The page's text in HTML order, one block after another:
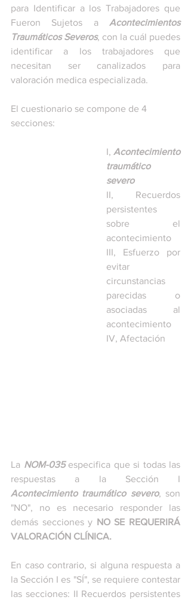
para Identificar a los Trabajadores que
Fueron Sujetos a Acontecimientos
Traumáticos Severos, con la cuál puedes
identificar a los trabajadores que
necesitan ser canalizados para
valoración medica especializada.
El cuestionario se compone de 4
secciones:
I, Acontecimiento
traumático
severo
II, Recuerdos
persistentes
sobre el
acontecimiento
III, Esfuerzo por
evitar
circunstancias
parecidas o
asociadas al
acontecimiento
IV, Afectación
La NOM-035 especifica que si todas las
Acontecimiento traumático severo, son
"NO", no es necesario responder las
demás secciones y NO SE REQUERIRÁ
VALORACIÓN CLÍNICA.
En caso contrario, si alguna respuesta a
la Sección I es "SÍ", se requiere contestar
las secciones: II Recuerdos persistentes